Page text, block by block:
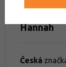
Hannah
Česká